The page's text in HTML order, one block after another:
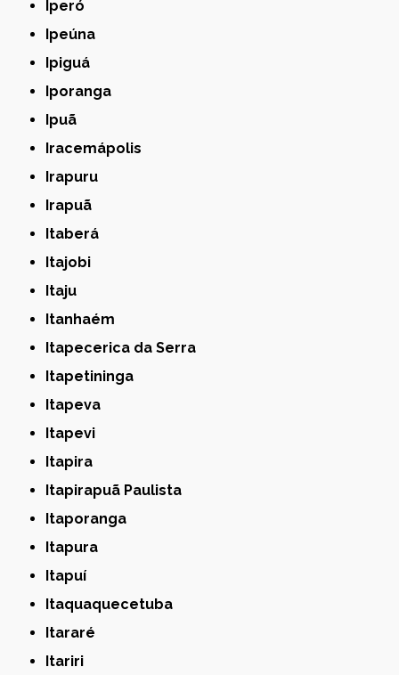
Iperó
Ipeúna
Ipiguá
Iporanga
Ipuã
Iracemápolis
Irapuru
Irapuã
Itaberá
Itajobi
Itaju
Itanhaém
Itapecerica da Serra
Itapetininga
Itapeva
Itapevi
Itapira
Itapirapuã Paulista
Itaporanga
Itapura
Itapuí
Itaquaquecetuba
Itararé
Itariri